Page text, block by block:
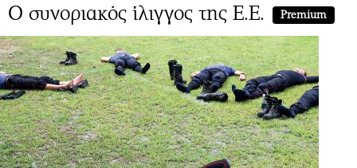
Ο συνοριακός ίλιγγος της Ε.Ε. Premium